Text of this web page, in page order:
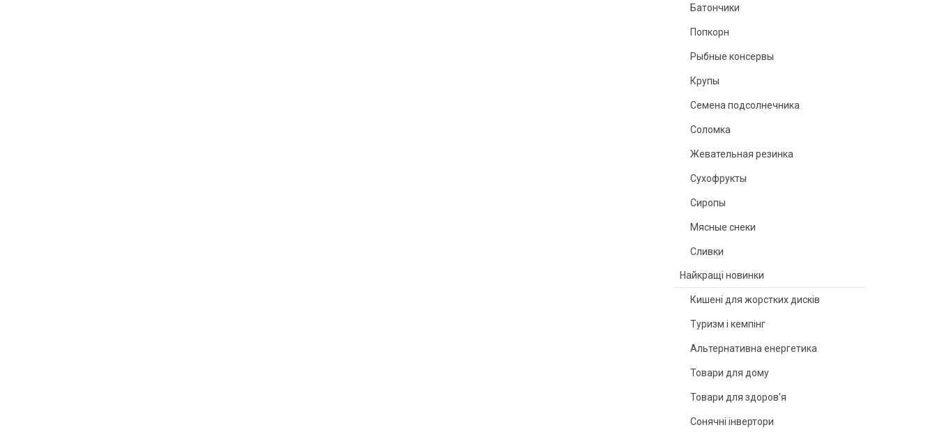
Батончики
Попкорн
Рыбные консервы
Крупы
Семена подсолнечника
Соломка
Жевательная резинка
Сухофрукты
Сиропы
Мясные снеки
Сливки
Найкращі новинки
Кишені для жорстких дисків
Туризм і кемпінг
Альтернативна енергетика
Товари для дому
Товари для здоров'я
Сонячні інвертори